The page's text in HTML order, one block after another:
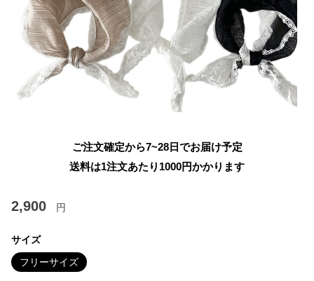
ご注文確定から7~28日でお届け予定
送料は1注文あたり 1000円かかります
2,900 円
サイズ
フリーサイズ